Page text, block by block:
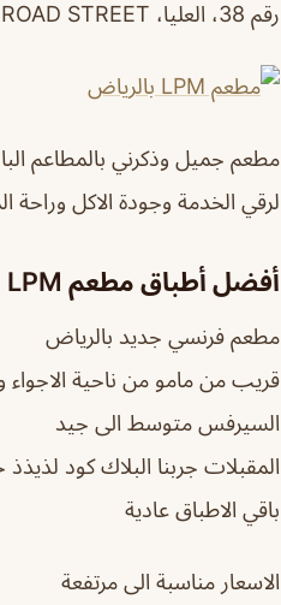
رقم 38، العليا، KING FAHD ROAD STREET, الرياض المملكة العربية السعودية
مطعم جميل وذكرني بالمطاعم
لرقي الخدمة وجودة الاكل وراحة
أفضل أطباق مطعم LPM بالرياض
مطعم فرنسي جديد بالرياض
قريب من مامو من ناحية
السيرفس متوسط الى جيد
المقبلات جربنا البلاك كود
باقي الاطباق عادية
الاسعار مناسبة الى مرتفعة